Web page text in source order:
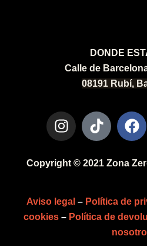
DONDE
Calle de
08191 Rubí,
Copyright © 2021 Zona
Aviso legal – Política de
cookies– Política de